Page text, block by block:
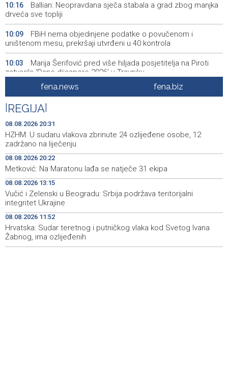
10:16
Ballian: Neopravdana sječa stabala a grad zbog manjka
drveća sve topliji
10:09
FBiH nema objedinjene podatke o povučenom i
uništenom mesu, prekršaji utvrđeni u 40 kontrola
10:03
Marija Šerifović pred više hiljada posjetitelja na Piroti
zatvorila 'Dane dijaspore 2026' u Travniku
Kušljugić: Sprječavanje dehidracije i pregrijavanja ključni
za očuvanje zdravlja srca tokom vrućina
09:27
U jami 'Raspotočje' petu noć prenoćilo devet zeničkih
rudara
Gosti iz regiona okupirali Jahorinu, mnogi zbog popusta
umjesto mora izabrali planinu
09:17
Požar kod Konjica lokaliziran, vatrogasci i dalje na
terenu
09:09
U Stupama održan prvi „Gastro Livno“: Više od 20 jela
predstavilo raznolikost livanjske gastronomije
09:05 Pretežno sunčano jutro u BiH, u Mostaru 29 stepeni
fena.news fena.biz
REGIJA
08.08.2026 20:31
HZHM: U sudaru vlakova zbrinute 24 ozlijeđene osobe, 12
zadržano na liječenju
08.08.2026 20:22
Metković: Na Maratonu lađa se natječe 31 ekipa
08.08.2026 13:15
Vučić i Zelenski u Beogradu: Srbija podržava teritorijalni
integritet Ukrajine
08.08.2026 11:52
Hrvatska: Sudar teretnog i putničkog vlaka kod Svetog Ivana
Žabnog, ima ozlijeđenih